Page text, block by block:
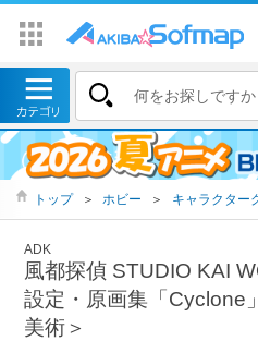
トップ ＞ ホビー ＞ キャラクター
ADK
風都探偵 STUDIO KAI
設定・原画集「Cyclone
美術＞